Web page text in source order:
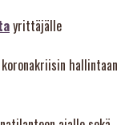
yrittäjälle
hallintaan